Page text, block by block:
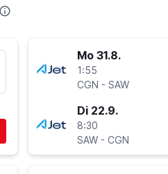
Mo 31.8.
1:55
CGN - SAW
Di 22.9.
8:30
SAW- CGN